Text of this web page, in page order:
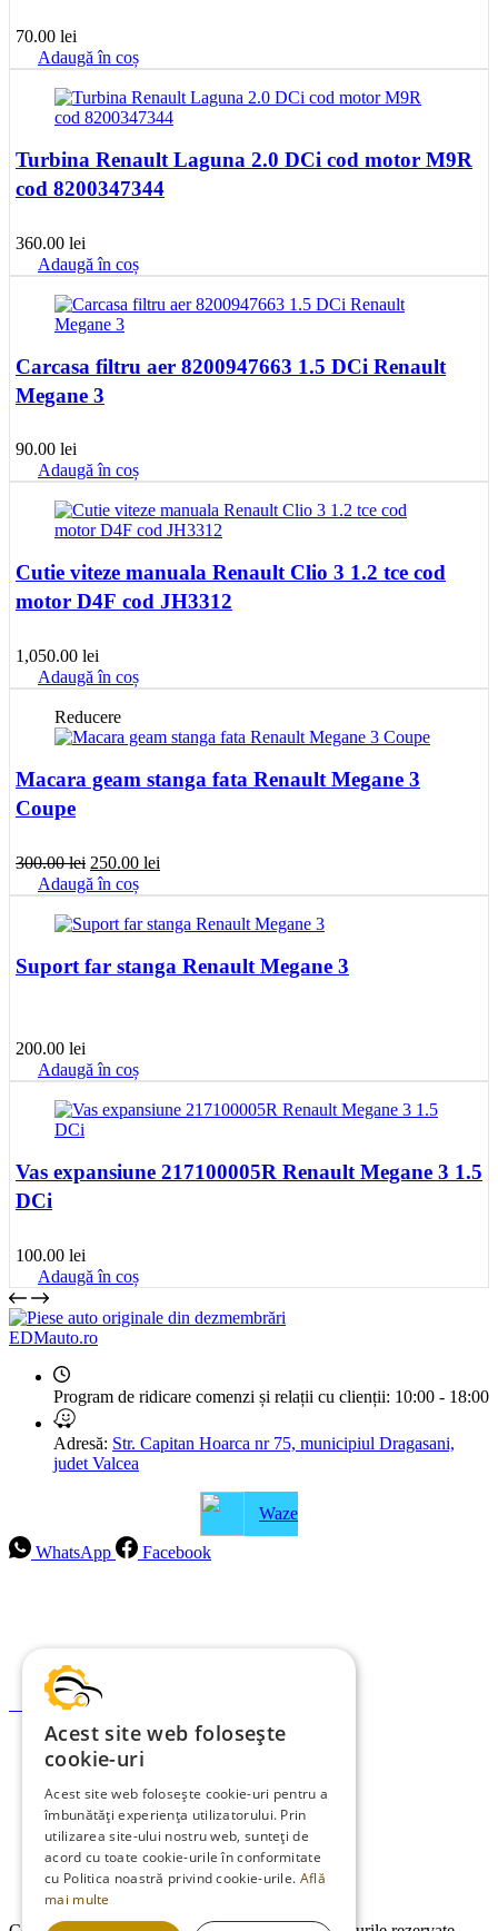
70.00 lei
Adaugă în coș
Turbina Renault Laguna 2.0 DCi cod motor M9R
cod 8200347344
360.00 lei
Adaugă în coș
Carcasa filtru aer 8200947663 1.5 DCi Renault
Megane 3
90.00 lei
Adaugă în coș
Cutie viteze manuala Renault Clio 3 1.2 tce cod
motor D4F cod JH3312
1,050.00 lei
Adaugă în coș
Reducere
Macara geam stanga fata Renault Megane 3
Coupe
300.00lei Prețul
inițial
a
fost:
250.00 lei
este:
250.00 lei.
Adaugă în coș
Suport far stanga Renault Megane 3
200.00 lei
Adaugă în coș
Vas expansiune 217100005R Renault Megane 3 1.5
DCi
100.00 lei
Adaugă în coș
EDMauto.ro
Program de ridicare comenzi și relații cu clienții: 10:00 - 18:00
Adresă: Str. Capitan Hoarca nr 75, municipiul Dragasani,
judet Valcea
Waze
WhatsApp
Facebook
Politica de ramburs și retur
Formular de retur
Garanții
Termeni și condiții
Politica de Cookies
Politica de confidențialitate
Acest site web folosește
cookie-uri
Acest site web folosește cookie-uri pentru a
îmbunătăți experiența utilizatorului. Prin
utilizarea site-ului nostru web, sunteți de
acord cu toate cookie-urile în conformitate
cu Politica noastră privind cookie-urile. Află
mai multe